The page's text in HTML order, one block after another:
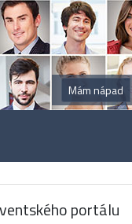
Mám nápad
portálu